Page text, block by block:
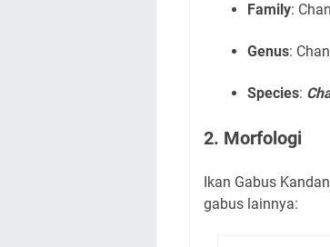
Family:
Genus:
Species:
2. Morfologi
Ikan Gabus
gabus lainnya: